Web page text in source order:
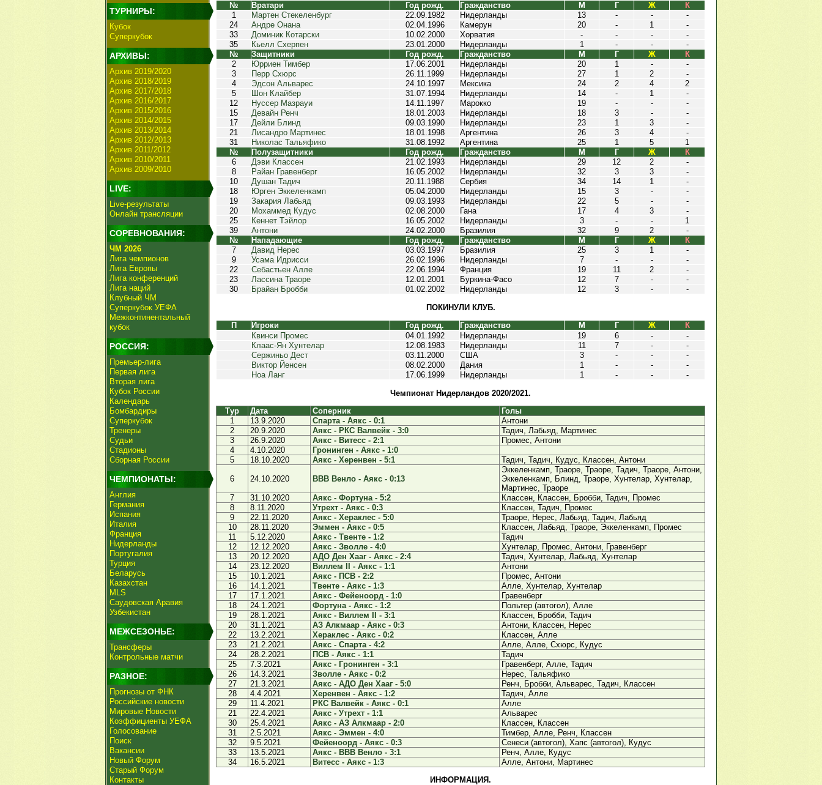
ТУРНИРЫ:
Кубок
Суперкубок
АРХИВЫ:
Архив 2019/2020
Архив 2018/2019
Архив 2017/2018
Архив 2016/2017
Архив 2015/2016
Архив 2014/2015
Архив 2013/2014
Архив 2012/2013
Архив 2011/2012
Архив 2010/2011
Архив 2009/2010
LIVE:
Live-результаты
Онлайн трансляции
СОРЕВНОВАНИЯ:
ЧМ 2026
Лига чемпионов
Лига Европы
Лига конференций
Лига наций
Клубный ЧМ
Суперкубок УЕФА
Межконтинентальный
кубок
РОССИЯ:
Премьер-лига
Первая лига
Вторая лига
Кубок России
Календарь
Бомбардиры
Суперкубок
Тренеры
Судьи
Стадионы
Сборная России
ЧЕМПИОНАТЫ:
Англия
Германия
Испания
Италия
Франция
Нидерланды
Португалия
Турция
Беларусь
Казахстан
MLS
Саудовская Аравия
Узбекистан
МЕЖСЕЗОНЬЕ:
Трансферы
Контрольные матчи
РАЗНОЕ:
Прогнозы от ФНК
Российские новости
Мировые Новости
Коэффициенты УЕФА
Голосование
Поиск
Вакансии
Новый Форум
Старый Форум
Контакты
№
Вратари Год рожд. Гражданство М Г Ж
К
1
Мартен Стекеленбург 22.09.1982 Нидерланды 13 - -
-
24
Андре Онана 02.04.1996 Камерун 20 - 1
-
33
Доминик Котарски 10.02.2000 Хорватия - - -
-
35
Кьелл Схерпен 23.01.2000 Нидерланды 1 - -
-
№
Защитники Год рожд. Гражданство М Г Ж
К
2
Юрриен Тимбер 17.06.2001 Нидерланды 20 1 -
-
3
Перр Схюрс 26.11.1999 Нидерланды 27 1 2
-
4
Эдсон Альварес 24.10.1997 Мексика 24 2 4
2
5
Шон Клайбер 31.07.1994 Нидерланды 14 - 1
-
12
Нуссер Мазрауи 14.11.1997 Марокко 19 - -
-
15
Девайн Ренч 18.01.2003 Нидерланды 18 3 -
-
17
Дейли Блинд 09.03.1990 Нидерланды 23 1 3
-
21
Лисандро Мартинес 18.01.1998 Аргентина 26 3 4
-
31
Николас Тальяфико 31.08.1992 Аргентина 25 1 5
1
№
Полузащитники Год рожд. Гражданство М Г Ж
К
6
Дэви Классен 21.02.1993 Нидерланды 29 12 2
-
8
Райан Гравенберг 16.05.2002 Нидерланды 32 3 3
-
10
Душан Тадич 20.11.1988 Сербия 34 14 1
-
18
Юрген Эккеленкамп 05.04.2000 Нидерланды 15 3 -
-
19
Закария Лабьяд 09.03.1993 Нидерланды 22 5 -
-
20
Мохаммед Кудус 02.08.2000 Гана 17 4 3
-
25
Кеннет Тэйлор 16.05.2002 Нидерланды 3 - -
1
39
Антони 24.02.2000 Бразилия 32 9 2
-
№
Нападающие Год рожд. Гражданство М Г Ж
К
7
Давид Нерес 03.03.1997 Бразилия 25 3 1
-
9
Усама Идрисси 26.02.1996 Нидерланды 7 - -
-
22
Себастьен Алле 22.06.1994 Франция 19 11 2
-
23
Лассина Траоре 12.01.2001 Буркина-Фасо 12 7 -
-
30
Брайан Бробби 01.02.2002 Нидерланды 12 3 -
-
ПОКИНУЛИ КЛУБ.
П
Игроки Год рожд. Гражданство М Г Ж
К
Квинси Промес
04.01.1992 Нидерланды 19 6 -
-
Клаас-Ян Хунтелар
12.08.1983 Нидерланды 11 7 -
-
Сержиньо Дест
03.11.2000 США 3 - -
-
Виктор Йенсен
08.02.2000 Дания 1 - -
-
Ноа Ланг
17.06.1999 Нидерланды 1 - -
-
Чемпионат Нидерландов 2020/2021.
Тур
Дата Соперник
Голы
1
13.9.2020 Спарта - Аякс - 0:1
Антони
2
20.9.2020 Аякс - РКС Валвейк - 3:0
Тадич, Лабьяд, Мартинес
3
26.9.2020 Аякс - Витесс - 2:1
Промес, Антони
4
4.10.2020
Гронинген - Аякс - 1:0
5
18.10.2020 Аякс - Херенвен - 5:1 Тадич, Тадич, Кудус, Классен, Антони
6 24.10.2020 ВВВ Венло - Аякс - 0:13
Эккеленкамп, Траоре, Траоре, Тадич, Траоре, Антони,
Эккеленкамп, Блинд, Траоре, Хунтелар, Хунтелар,
Мартинес, Траоре
7
31.10.2020 Аякс - Фортуна - 5:2
Классен, Классен, Бробби, Тадич, Промес
8
8.11.2020 Утрехт - Аякс - 0:3
Классен, Тадич, Промес
9
22.11.2020 Аякс - Хераклес - 5:0
Траоре, Нерес, Лабьяд, Тадич, Лабьяд
10
28.11.2020 Эммен - Аякс - 0:5
Классен, Лабьяд, Траоре, Эккеленкамп, Промес
11
5.12.2020 Аякс - Твенте - 1:2
Тадич
12
12.12.2020 Аякс - Зволле - 4:0
Хунтелар, Промес, Антони, Гравенберг
13
20.12.2020 АДО Ден Хааг - Аякс - 2:4
Тадич, Хунтелар, Лабьяд, Хунтелар
14
23.12.2020 Виллем II - Аякс - 1:1
Антони
15
10.1.2021 Аякс - ПСВ - 2:2
Промес, Антони
16
14.1.2021 Твенте - Аякс - 1:3
Алле, Хунтелар, Хунтелар
17
17.1.2021 Аякс - Фейеноорд - 1:0
Гравенберг
18
24.1.2021 Фортуна - Аякс - 1:2
Польтер (автогол), Алле
19
28.1.2021 Аякс - Виллем II - 3:1
Классен, Бробби, Тадич
20
31.1.2021 АЗ Алкмаар - Аякс - 0:3
Антони, Классен, Нерес
22
13.2.2021 Хераклес - Аякс - 0:2
Классен, Алле
23
21.2.2021 Аякс - Спарта - 4:2
Алле, Алле, Схюрс, Кудус
24
28.2.2021 ПСВ - Аякс - 1:1
Тадич
25
7.3.2021 Аякс - Гронинген - 3:1
Гравенберг, Алле, Тадич
26
14.3.2021 Зволле - Аякс - 0:2
Нерес, Тальяфико
27
21.3.2021 Аякс - АДО Ден Хааг - 5:0
Ренч, Бробби, Альварес, Тадич, Классен
28
4.4.2021 Херенвен - Аякс - 1:2
Тадич, Алле
29
11.4.2021 РКС Валвейк - Аякс - 0:1
Алле
21
22.4.2021 Аякс - Утрехт - 1:1
Альварес
30
25.4.2021 Аякс - АЗ Алкмаар - 2:0
Классен, Классен
31
2.5.2021 Аякс - Эммен - 4:0
Тимбер, Алле, Ренч, Классен
32
9.5.2021 Фейеноорд - Аякс - 0:3
Сенеси (автогол), Хапс (автогол), Кудус
33
13.5.2021 Аякс - ВВВ Венло - 3:1
Ренч, Алле, Кудус
34
16.5.2021 Витесс - Аякс - 1:3
Алле, Антони, Мартинес
ИНФОРМАЦИЯ.